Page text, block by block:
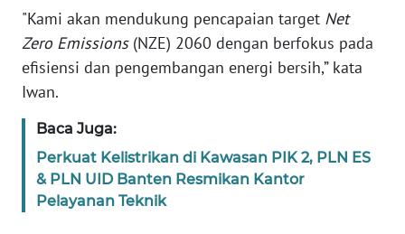
"Kami akan mendukung pencapaian target Net
Zero Emissions(NZE) 2060 dengan berfokus pada
efisiensi dan pengembangan energi bersih,” kata
Iwan.
Baca Juga:
Perkuat Kelistrikan di Kawasan PIK 2, PLN ES
& PLN UID Banten Resmikan Kantor
Pelayanan Teknik
KEPRI
WN
WN
PAPUA
BARAT